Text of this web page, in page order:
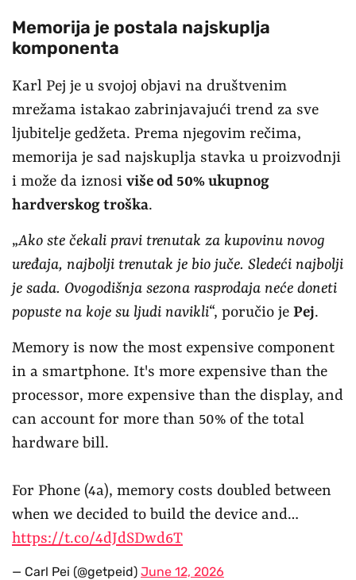
Memorija je postala najskuplja
komponenta
Karl Pej je u svojoj objavi na društvenim
mrežama istakao zabrinjavajući trend za sve
ljubitelje gedžeta. Prema njegovim rečima,
memorija je sad najskuplja stavka u proizvodnji
i može da iznosi više od 50% ukupnog
hardverskog troška.
„Ako ste čekali pravi trenutak za kupovinu novog
uređaja, najbolji trenutak je bio juče. Sledeći najbolji
je sada. Ovogodišnja sezona rasprodaja neće doneti
popuste na koje su ljudi navikli“, poručio je Pej.
Memory is now the most expensive component
in a smartphone. It's more expensive than the
processor, more expensive than the display, and
can account for more than 50% of the total
hardware bill.
For Phone (4a), memory costs doubled between
when we decided to build the device and…
https://t.co/4dJdSDwd6T
— Carl Pei (@getpeid) June 12, 2026